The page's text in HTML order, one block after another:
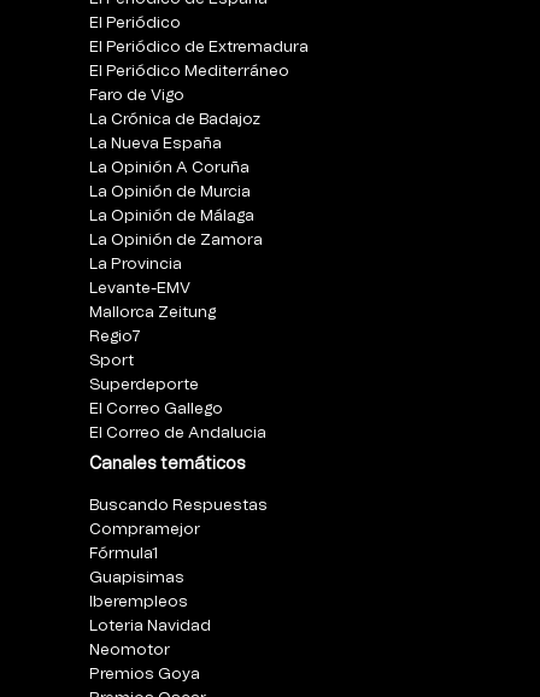
El Periódico
El Periódico de Extremadura
El Periódico Mediterráneo
Faro de Vigo
La Crónica de Badajoz
La Nueva España
La Opinión A Coruña
La Opinión de Murcia
La Opinión de Málaga
La Opinión de Zamora
La Provincia
Levante-EMV
Mallorca Zeitung
Regio7
Sport
Superdeporte
El Correo Gallego
El Correo de Andalucia
Canales temáticos
Buscando Respuestas
Compramejor
Fórmula1
Guapisimas
Iberempleos
Loteria Navidad
Neomotor
Premios Goya